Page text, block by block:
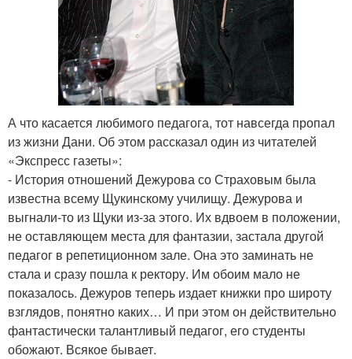
А что касается любимого педагога, тот навсегда пропал
из жизни Дани. Об этом рассказал один из читателей
«Экспресс газеты»:
- История отношений Дежурова со Страховым была
известна всему Щукинскому училищу. Дежурова и
выгнали-то из Щуки из-за этого. Их вдвоем в положении,
не оставляющем места для фантазии, застала другой
педагог в репетиционном зале. Она это заминать не
стала и сразу пошла к ректору. Им обоим мало не
показалось. Дежуров теперь издает книжки про широту
взглядов, понятно каких… И при этом он действительно
фантастически талантливый педагог, его студенты
обожают. Всякое бывает.